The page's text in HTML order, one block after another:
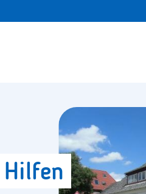
Hilfen